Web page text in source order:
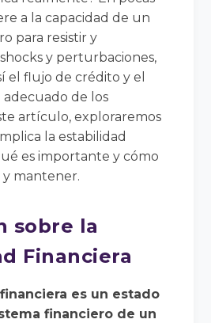
a la capacidad de un
para resistir y
y perturbaciones,
el flujo de crédito y el
de los
artículo, exploraremos
la estabilidad
es importante y cómo
mantener.
sobre la
Financiera
es un estado
financiero de un